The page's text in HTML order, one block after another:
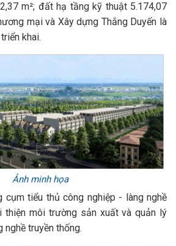
m²; đất hạ tầng kỹ thuật 5.174,07
mại và Xây dựng Thắng Duyến là
khai.
Ảnh minh họa
tiểu thủ công nghiệp - làng nghề
thiện môi trường sản xuất và quản lý
nghề truyền thống.